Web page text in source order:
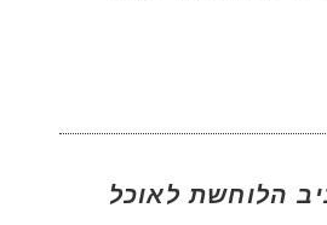
הלוחשת לאוכל